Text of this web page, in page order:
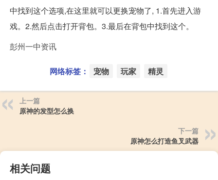
中找到这个选项,在这里就可以更换宠物了, 1.首先进入游
戏。2.然后点击打开背包。3.最后在背包中找到这个。
彭州一中资讯
网络标签： 宠物 玩家 精灵
上一篇
原神的发型怎么换
下一篇
原神怎么打造鱼叉武器
相关问题